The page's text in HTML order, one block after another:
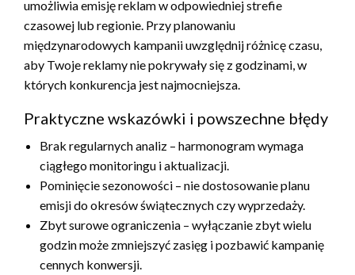
umożliwia emisję reklam w odpowiedniej strefie
czasowej lub regionie. Przy planowaniu
międzynarodowych kampanii uwzględnij różnicę czasu,
aby Twoje reklamy nie pokrywały się z godzinami, w
których konkurencja jest najmocniejsza.
Praktyczne wskazówki i powszechne błędy
Brak regularnych analiz – harmonogram wymaga
ciągłego monitoringu i aktualizacji.
Pominięcie sezonowości – nie dostosowanie planu
emisji do okresów świątecznych czy wyprzedaży.
Zbyt surowe ograniczenia – wyłączanie zbyt wielu
godzin może zmniejszyć zasięg i pozbawić kampanię
cennych konwersji.